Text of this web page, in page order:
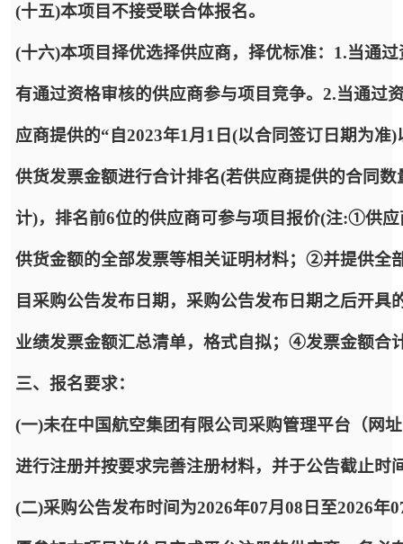
(十五)本项目不接受联合体报名。
(十六)本项目择优选择供应商，择优标准：1.当通
有通过资格审核的供应商参与项目竞争。2.当通过
应商提供的“自2023年1月1日(以合同签订日期为
供货发票金额进行合计排名(若供应商提供的合同
计)，排名前6位的供应商可参与项目报价(注:①供
供货金额的全部发票等相关证明材料；②并提供全
目采购公告发布日期，采购公告发布日期之后开
业绩发票金额汇总清单，格式自拟；④发票金额合
三、报名要求：
(一)未在中国航空集团有限公司采购管理平台（网
进行注册并按要求完善注册材料，并于公告截止时
(二)采购公告发布时间为2026年07月08日至2026